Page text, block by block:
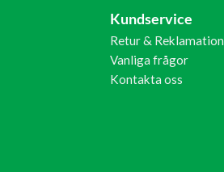
Kundservice
Retur & Reklamation
Vanliga frågor
Kontakta oss